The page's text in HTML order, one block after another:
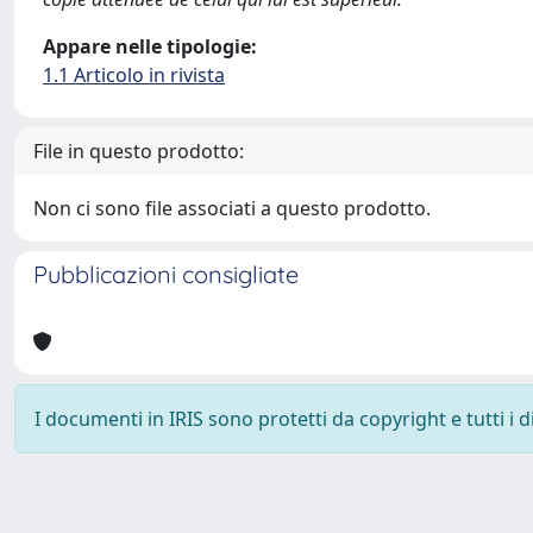
Appare nelle tipologie:
1.1 Articolo in rivista
File in questo prodotto:
Non ci sono file associati a questo prodotto.
Pubblicazioni consigliate
I documenti in IRIS sono protetti da copyright e tutti i